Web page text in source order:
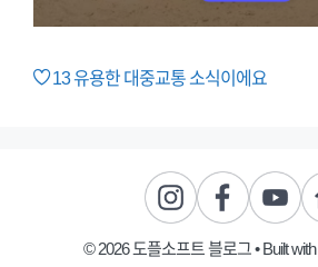
13유용한 대중교통 소식이에요
© 2026 도플소프트 블로그• Built with